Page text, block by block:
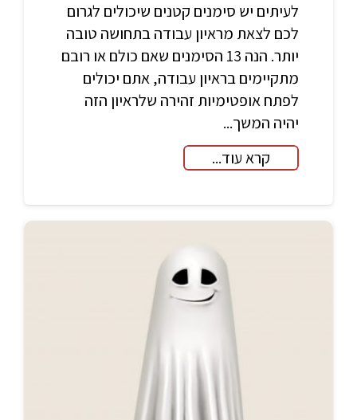
לעיתים יש סימנים קטנים שיכולים לגרום
לכם לצאת מראיון עבודה בתחושה טובה
יותר. הנה 13 הסימנים שאם כולם או רובם
מתקיימים בראיון עבודה, אתם יכולים
לפתח אופטימיות זהירה שלראיון הזה
יהיה המשך...
קרא עוד...